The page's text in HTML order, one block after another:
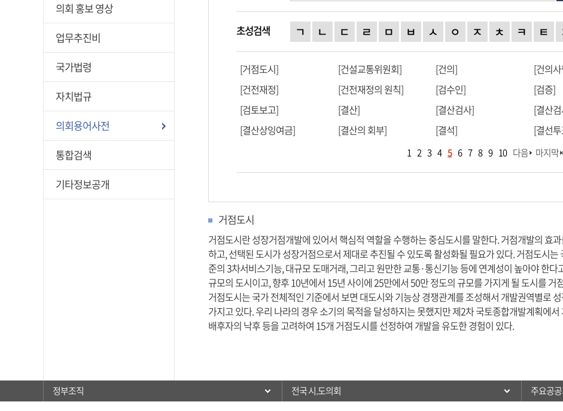
의회 홍보 영상
업무추진비
국가법령
자치법규
의회용어사전
통합검색
기타정보공개
초성검색 ㄱ ㄴ ㄷ ㄹ ㅁ ㅂ ㅅ ㅇ ㅈ ㅊ ㅋ ㅌ
[거점도시] [건설교통위원회] [건의] [건의
[건전재정]
[건전재정의 원칙] [검수인] [검증]
[검토보고]
[결산] [결산검사] [결산
[결산상잉여금]
[결산의 회부] [결석] [결선
1 2 3 4 5 6 7 8 9 10 다음 마지막
거점도시
거점도시란 성장거점개발에 있어서 핵심적 역할을 수행하는 중심도시를 말한다. 거점개발의 효
하고, 선택된 도시가 성장거점으로서 제대로 추진될 수 있도록 활성화될 필요가 있다. 거점도시
준의 3차서비스기능, 대규모 도매거래, 그리고 원만한 교통·통신기능 등에 연계성이 높아야 한
규모의 도시이고, 향후 10년에서 15년 사이에 25만에서 50만 정도의 규모를 가지게 될 도시를
거점도시는 국가 전체적인 기준에서 보면 대도시와 기능상 경쟁관계를 조성해서 개발권역별로
가지고 있다. 우리 나라의 경우 소기의 목적을 달성하지는 못했지만 제2차 국토종합개발계획에
배후자의 낙후 등을 고려하여 15개 거점도시를 선정하여 개발을 유도한 경험이 있다.
정부조직 전국 시.도의회 주요공